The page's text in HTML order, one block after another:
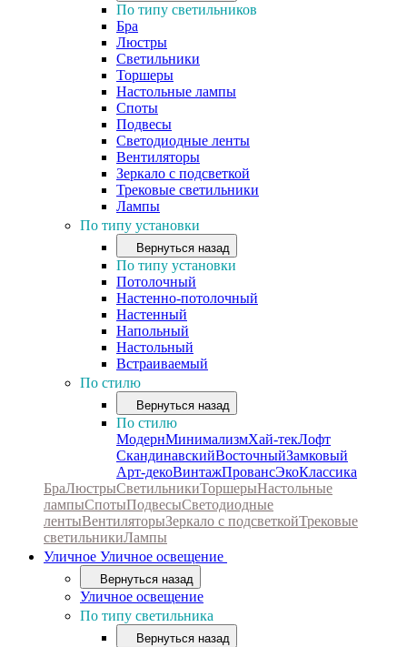
По типу светильников
Бра
Люстры
Светильники
Торшеры
Настольные лампы
Споты
Подвесы
Светодиодные ленты
Вентиляторы
Зеркало с подсветкой
Трековые светильники
Лампы
По типу установки
Вернуться назад
По типу установки
Потолочный
Настенно-потолочный
Настенный
Напольный
Настольный
Встраиваемый
По стилю
Вернуться назад
По стилю
МодернМинимализмХай-текЛофт
СкандинавскийВосточныйЗамковый
Арт-декоВинтажПровансЭкоКлассика
БраЛюстрыСветильникиТоршерыНастольные
лампыСпотыПодвесыСветодиодные
лентыВентиляторыЗеркало с подсветкойТрековые
светильникиЛампы
Уличное Уличное освещение
Вернуться назад
Уличное освещение
По типу светильника
Вернуться назад